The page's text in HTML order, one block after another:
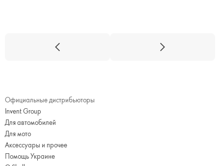
Официальные дистрибьюторы
Invent Group
Для автомобилей
Для мото
Аксессуары и прочее
Помощь Украине